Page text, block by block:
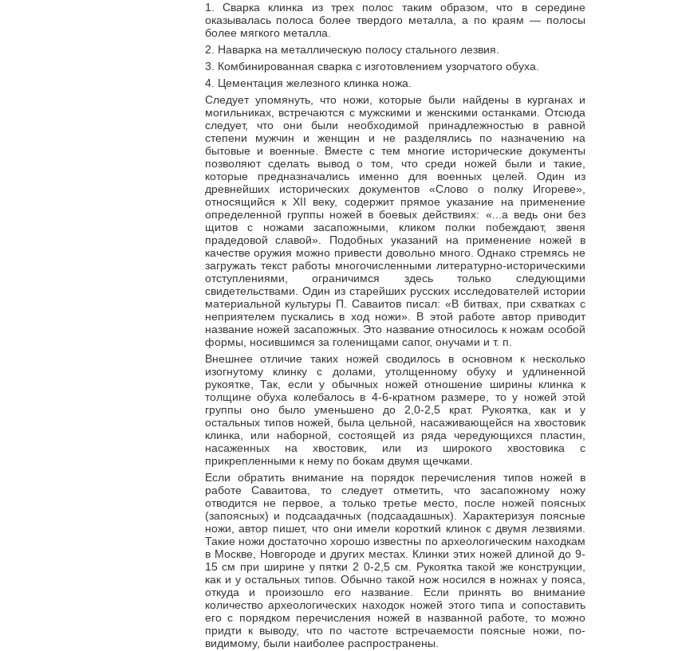
1. Сварка клинка из трех полос таким образом, что в середине
оказывалась полоса более твердого металла, а по краям — полосы
более мягкого металла.
2. Наварка на металлическую полосу стального лезвия.
3. Комбинированная сварка с изготовлением узорчатого обуха.
4. Цементация железного клинка ножа.
Следует упомянуть, что ножи, которые были найдены в курганах и
могильниках, встречаются с мужскими и женскими останками. Отсюда
следует, что они были необходимой принадлежностью в равной
степени мужчин и женщин и не разделялись по назначению на
бытовые и военные. Вместе с тем многие исторические документы
позволяют сделать вывод о том, что среди ножей были и такие,
которые предназначались именно для военных целей. Один из
древнейших исторических документов «Слово о полку Игореве»,
относящийся к XII веку, содержит прямое указание на применение
определенной группы ножей в боевых действиях: «...а ведь они без
щитов с ножами засапожными, кликом полки побеждают, звеня
прадедовой славой». Подобных указаний на применение ножей в
качестве оружия можно привести довольно много. Однако стремясь не
загружать текст работы многочисленными литературно-историческими
отступлениями, ограничимся здесь только следующими
свидетельствами. Один из старейших русских исследователей истории
материальной культуры П. Саваитов писал: «В битвах, при схватках с
неприятелем пускались в ход ножи». В этой работе автор приводит
название ножей засапожных. Это название относилось к ножам особой
формы, носившимся за голенищами сапог, онучами и т. п.
Внешнее отличие таких ножей сводилось в основном к несколько
изогнутому клинку с долами, утолщенному обуху и удлиненной
рукоятке, Так, если у обычных ножей отношение ширины клинка к
толщине обуха колебалось в 4-6-кратном размере, то у ножей этой
группы оно было уменьшено до 2,0-2,5 крат. Рукоятка, как и у
остальных типов ножей, была цельной, насаживающейся на хвостовик
клинка, или наборной, состоящей из ряда чередующихся пластин,
насаженных на хвостовик, или из широкого хвостовика с
прикрепленными к нему по бокам двумя щечками.
Если обратить внимание на порядок перечисления типов ножей в
работе Саваитова, то следует отметить, что засапожному ножу
отводится не первое, а только третье место, после ножей поясных
(запоясных) и подсаадачных (подсаадашных). Характеризуя поясные
ножи, автор пишет, что они имели короткий клинок с двумя лезвиями.
Такие ножи достаточно хорошо известны по археологическим находкам
в Москве, Новгороде и других местах. Клинки этих ножей длиной до 9-
15 см при ширине у пятки 2 0-2,5 см. Рукоятка такой же конструкции,
как и у остальных типов. Обычно такой нож носился в ножнах у пояса,
откуда и произошло его название. Если принять во внимание
количество археологических находок ножей этого типа и сопоставить
его с порядком перечисления ножей в названной работе, то можно
придти к выводу, что по частоте встречаемости поясные ножи, по-
видимому, были наиболее распространены.